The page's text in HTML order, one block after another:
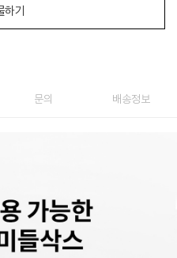
하기
문의 배송정보